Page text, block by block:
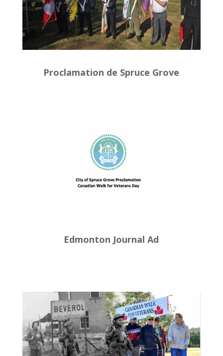
Proclamation de Spruce Grove
Edmonton Journal Ad